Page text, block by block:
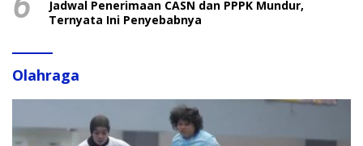
Jadwal Penerimaan CASN dan PPPK Mundur,
Ternyata Ini Penyebabnya
Olahraga